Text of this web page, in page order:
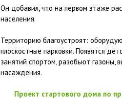
Он добавил, что на первом этаже
населения.
Территорию благоустроят:
плоскостные парковки. Появятся
занятий спортом, разобьют газоны,
насаждения.
Проект стартового дома по